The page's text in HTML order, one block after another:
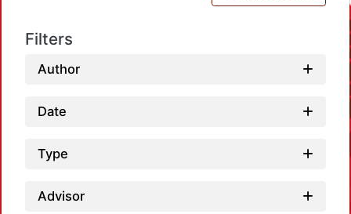
Filters
Author
Date
Type
Advisor